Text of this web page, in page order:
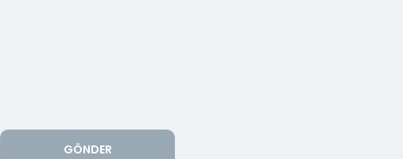
GÖNDER